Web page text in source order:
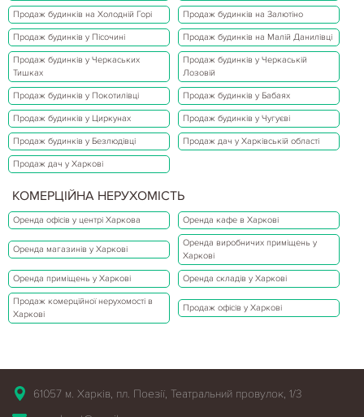
Продаж будинків на Холодній Горі Продаж будинків на Залютіно
Продаж будинків у Пісочині Продаж будинків на Малій Данилівці
Продаж будинків у Черкаських
Тишках
Продаж будинків у Черкаській
Лозовій
Продаж будинків у Покотилівці Продаж будинків у Бабаях
Продаж будинків у Циркунах Продаж будинків у Чугуєві
Продаж будинків у Безлюдівці Продаж дач у Харківській області
Продаж дач у Харкові
КОМЕРЦІЙНА НЕРУХОМІСТЬ
Оренда офісів у центрі Харкова Оренда кафе в Харкові
Оренда магазинів у Харкові
Оренда виробничих приміщень у
Харкові
Оренда приміщень у Харкові Оренда складів у Харкові
Продаж комерційної нерухомості в
Харкові
Продаж офісів у Харкові
61057 м. Харків, пл. Поезії, Театральний провулок, 1/3